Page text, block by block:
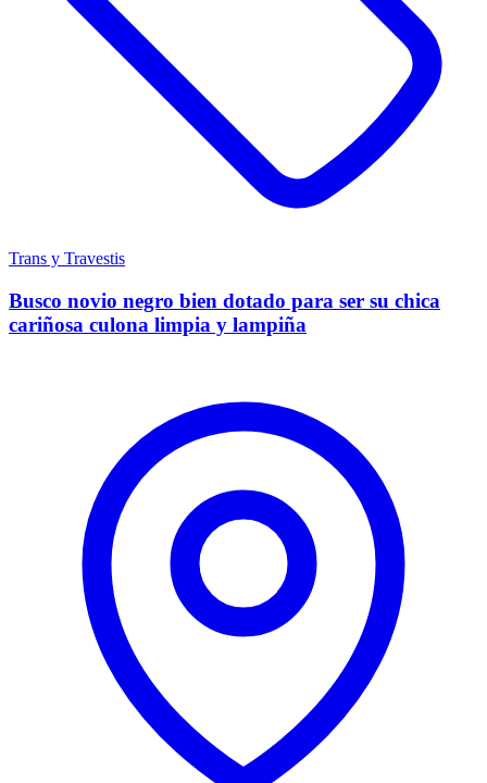
Trans y Travestis
Busco novio negro bien dotado para ser su chica
cariñosa culona limpia y lampiña